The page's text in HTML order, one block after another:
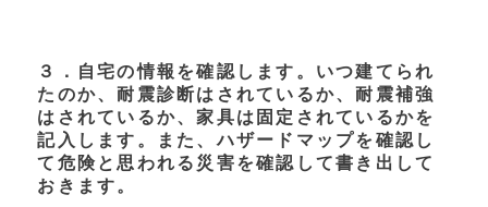
３．自宅の情報を確認します。いつ建てられ
たのか、耐震診断はされているか、耐震補強
はされているか、家具は固定されているかを
記入します。また、ハザードマップを確認し
て危険と思われる災害を確認して書き出して
おきます。